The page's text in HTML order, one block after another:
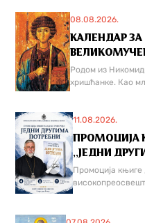
08.08.2026.
КАЛЕНДАР ЗА
Родом из
хришћанке. Као
11.08.2026.
ПРОМОЦИЈА
,,ЈЕДНИ
Промоција књиге